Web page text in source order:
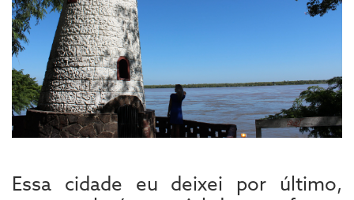
Essa cidade eu deixei por último,